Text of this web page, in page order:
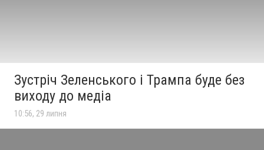
Зустріч Зеленського і Трампа буде без
виходу до медіа
10:56, 29 липня